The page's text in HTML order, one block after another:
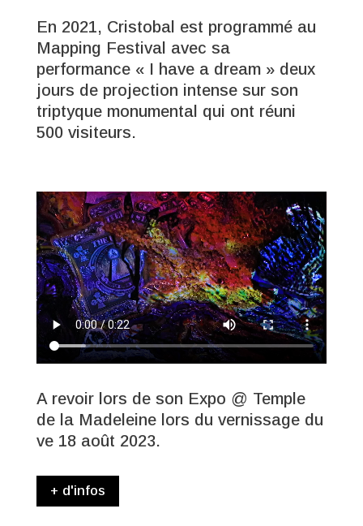
En 2021, Cristobal est programmé au
Mapping Festival avec sa
performance « I have a dream » deux
jours de projection intense sur son
triptyque monumental qui ont réuni
500 visiteurs.
A revoir lors de son Expo @ Temple
de la Madeleine lors du vernissage du
ve 18 août 2023.
+ d'infos